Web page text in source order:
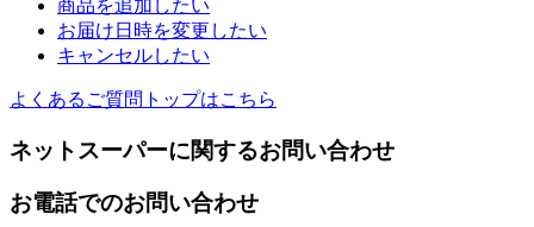
商品を追加したい
お届け日時を変更したい
キャンセルしたい
よくあるご質問トップはこちら
ネットスーパーに関するお問い合わせ
お電話でのお問い合わせ